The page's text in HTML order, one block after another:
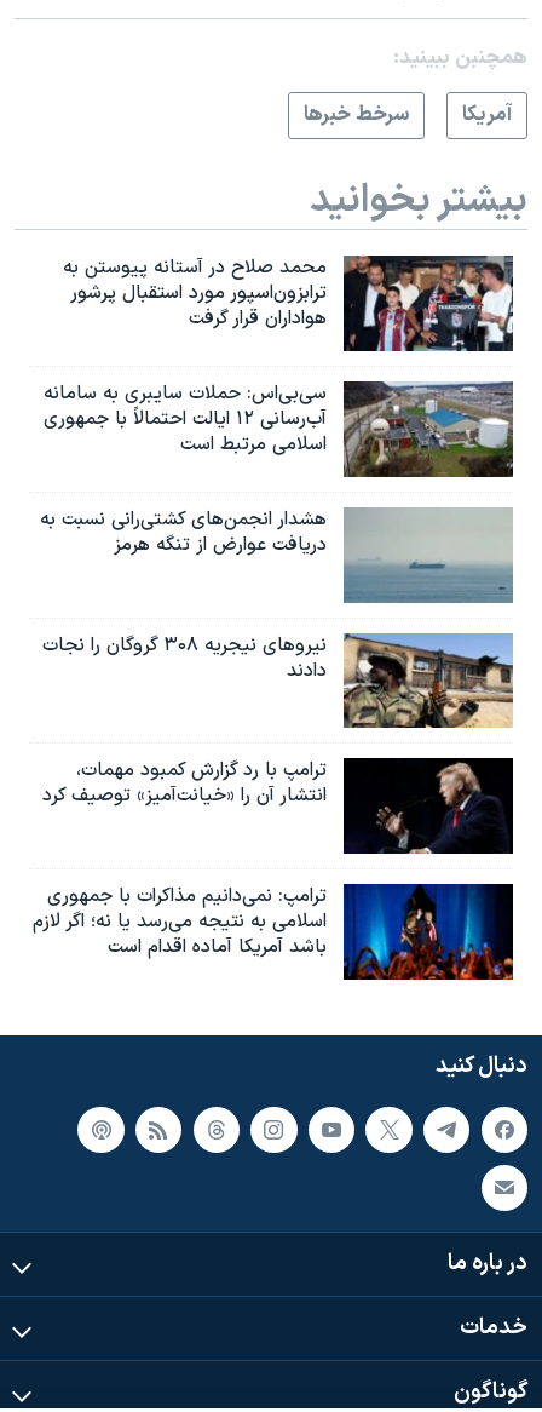
همچنبن ببینید:
آمريکا
سرخط خبرها
بیشتر بخوانید
محمد صلاح در آستانه پیوستن به
ترابزون‌اسپور مورد استقبال پرشور
هواداران قرار گرفت
سی‌بی‌اس: حملات سایبری به سامانه
آب‌رسانی ۱۲ ایالت احتمالاً با جمهوری
اسلامی مرتبط است
هشدار انجمن‌های کشتی‌رانی نسبت به
دریافت عوارض از تنگه هرمز
نیروهای نیجریه‌ ۳۰۸ گروگان را نجات
دادند
ترامپ با رد گزارش کمبود مهمات،
انتشار آن را «خیانت‌آمیز» توصیف کرد
ترامپ: نمی‌دانیم مذاکرات با جمهوری
اسلامی به نتیجه می‌رسد یا نه؛ اگر لازم
باشد آمریکا آماده اقدام است
دنبال کنید
در باره ما
خدمات
گوناگون